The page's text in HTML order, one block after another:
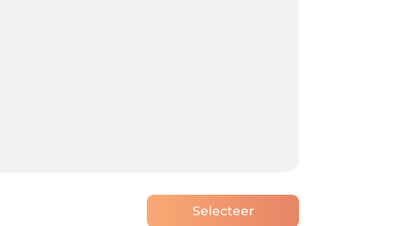
staat ingepland.
Selecteer